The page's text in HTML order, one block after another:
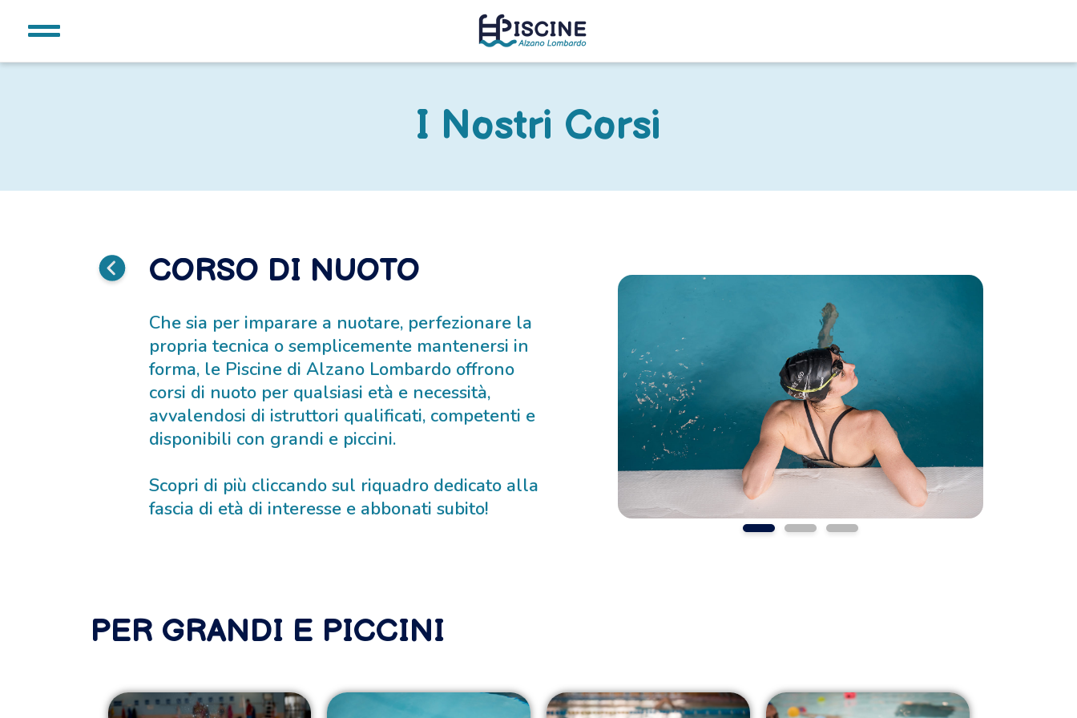
I Nostri Corsi
CORSO DI NUOTO
Che sia per imparare a nuotare, perfezionare la
propria tecnica o semplicemente mantenersi in
forma, le Piscine di Alzano Lombardo offrono
corsi di nuoto per qualsiasi età e necessità,
avvalendosi di istruttori qualificati, competenti e
disponibili con grandi e piccini.
Scopri di più cliccando sul riquadro dedicato alla
fascia di età di interesse e abbonati subito!
PER GRANDI E PICCINI